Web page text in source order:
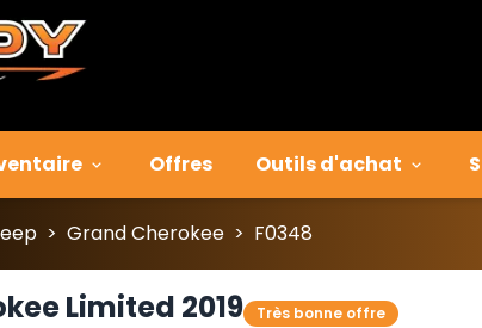
Offres Outils d'achat
> Grand Cherokee > F0348
Limited 2019 Très bonne offre